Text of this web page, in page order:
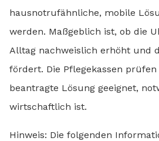
hausnotrufähnliche, mobile
werden. Maßgeblich ist, ob die
Alltag nachweislich erhöht und
fördert. Die Pflegekassen prüfen
beantragte Lösung geeignet,
wirtschaftlich ist.
Hinweis: Die folgenden